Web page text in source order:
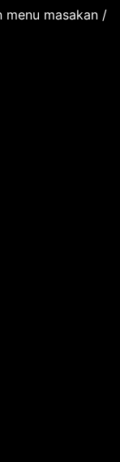
menu masakan /